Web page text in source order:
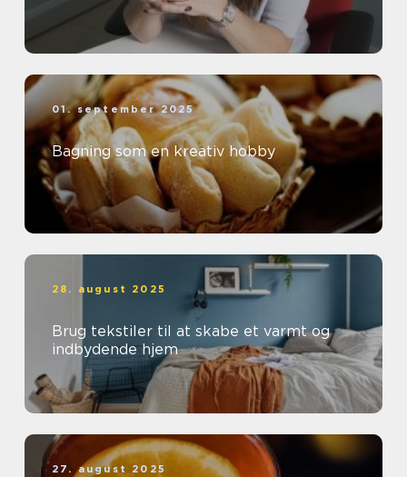
01. september 2025
Bagning som en kreativ hobby
28. august 2025
Brug tekstiler til at skabe et varmt og
indbydende hjem
27. august 2025